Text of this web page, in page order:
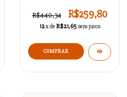
R$440,34 R$259,80
12x de R$21,65 sem juros